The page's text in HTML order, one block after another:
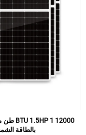
بالطاقة